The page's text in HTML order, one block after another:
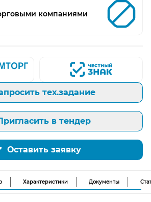
компаниями
тех.задание
в тендер
Оставить заявку
Характеристики Документы